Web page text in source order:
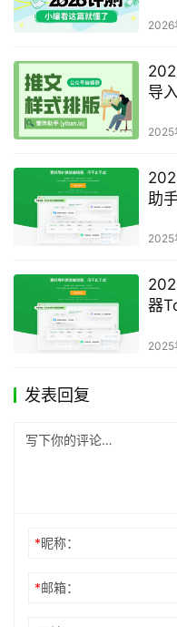
2026
导
2025
助
2025
器
2025
发表回复
*昵称：
*邮箱：